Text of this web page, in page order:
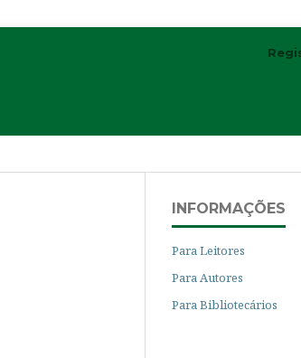
INFORMAÇÕES
Para Leitores
Para Autores
Para Bibliotecários